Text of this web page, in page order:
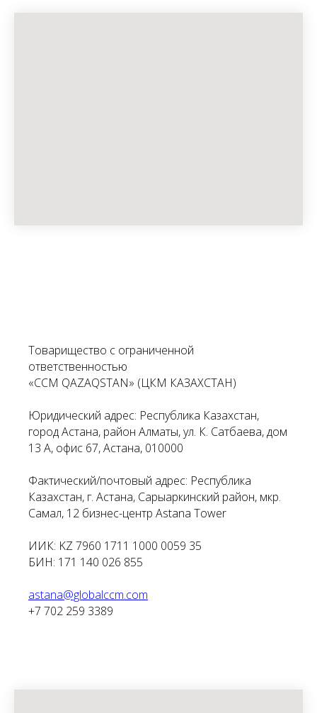
Товарищество с ограниченной
ответственностью
«CCM QAZAQSTAN» (ЦКМ КАЗАХСТАН)
Юридический адрес: Республика Казахстан,
город Астана, район Алматы, ул. К. Сатбаева, дом
13 А, офис 67, Астана, 010000
Фактический/почтовый адрес: Республика
Казахстан, г. Астана, Сарыаркинский район, мкр.
Самал, 12 бизнес-центр Astana Tower
ИИК: KZ 7960 1711 1000 0059 35
БИН: 171 140 026 855
astana@globalccm.com
+7 702 259 3389